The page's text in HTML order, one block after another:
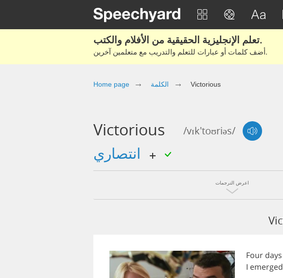
تعلم الإنجليزية الحقيقية من الأفلام والكتب.
أضف كلمات أو عبارات للتعلم والتدريب مع متعلمين آخرين.
Home page الكلمة Victorious
Victorious /vɪk'toʊriəs/
اعرض الترجمات
Four days
I emerged